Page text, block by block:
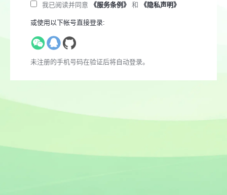
我已阅读并同意 《服务条例》 和 《隐私声明》
或使用以下帐号直接登录:
未注册的手机号码在验证后将自动登录。